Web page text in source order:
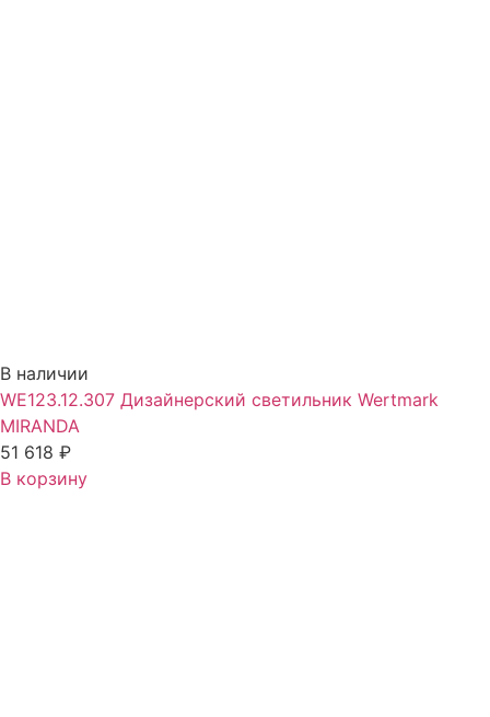
В наличии
WE123.12.307 Дизайнерский светильник Wertmark
MIRANDA
51 618 ₽
В корзину